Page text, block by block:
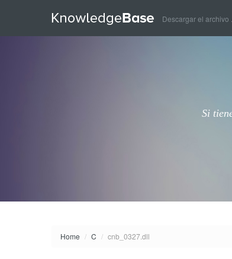
Descargar el archivo
Si
Home / C / cnb_0327.dll